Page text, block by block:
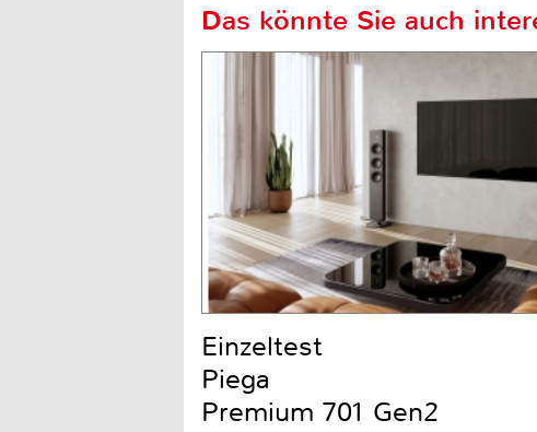
Das könnte Sie auch
Einzeltest
Piega
Premium 701 Gen2